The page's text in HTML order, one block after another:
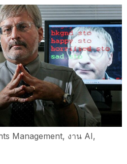
Management, งาน AI,